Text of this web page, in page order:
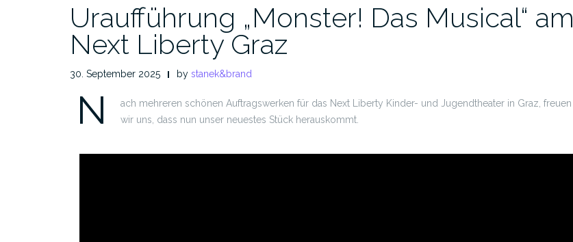
Uraufführung „Monster! Das Musical“ am
Next Liberty Graz
30. September 2025 by stanek&brand
N
ach mehreren schönen Auftragswerken für das Next Liberty Kinder- und Jugendtheater in Graz, freuen
wir uns, dass nun unser neuestes Stück herauskommt.